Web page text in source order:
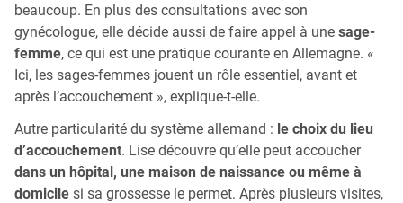
beaucoup. En plus des consultations avec son
gynécologue, elle décide aussi de faire appel à une sage-
femme, ce qui est une pratique courante en Allemagne. «
Ici, les sages-femmes jouent un rôle essentiel, avant et
après l’accouchement », explique-t-elle.
Autre particularité du système allemand : le choix du lieu
d’accouchement. Lise découvre qu’elle peut accoucher
dans un hôpital, une maison de naissance ou même à
domicile si sa grossesse le permet. Après plusieurs visites,